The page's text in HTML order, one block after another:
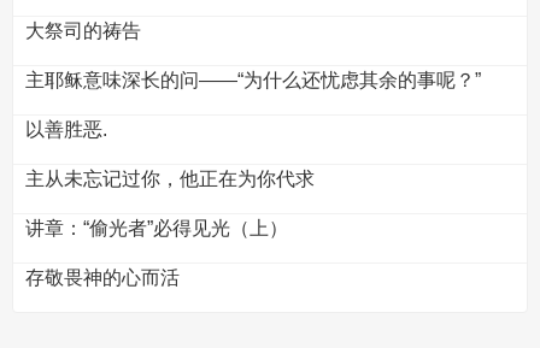
大祭司的祷告
主耶稣意味深长的问——“为什么还忧虑其余的事呢？”
以善胜恶.
主从未忘记过你，他正在为你代求
讲章：“偷光者”必得见光（上）
存敬畏神的心而活